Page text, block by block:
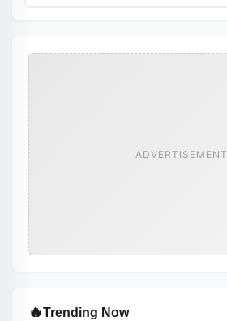
ADVERTISEMENT
🔥Trending Now